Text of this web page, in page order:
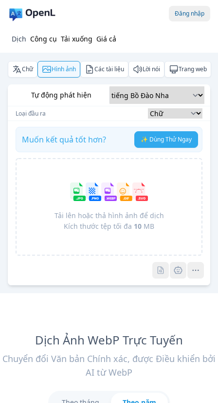
Đăng nhập
Dịch Công cụ Tải xuống Giá cả
Chữ Hình ảnh Các tài liệu Lời nói Trang web
Tự động phát hiện
Loại đầu ra
Muốn kết quả tốt hơn? ✨ Dùng Thử Ngay
Tải lên hoặc thả hình ảnh để dịch
Kích thước tệp tối đa 10 MB
Dịch Ảnh WebP Trực Tuyến
Chuyển đổi Văn bản Chính xác, được Điều khiển bởi
AI từ WebP